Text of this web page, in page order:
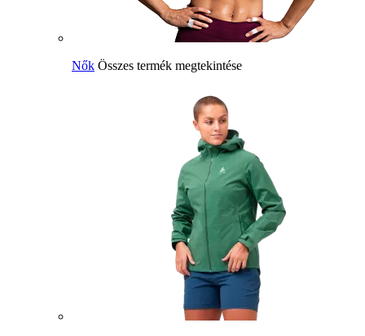
Nők Összes termék megtekintése